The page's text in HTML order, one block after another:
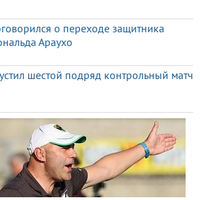
о переходе защитника
Араухо
шестой подряд контрольный матч